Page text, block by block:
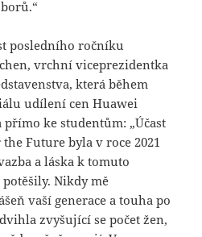
posledního ročníku
vrchní viceprezidentka
která během
udílení cen Huawei
ke studentům: „Účast
Future byla v roce 2021
a láska k tomuto
Nikdy mě
vaší generace a touha po
zvyšující se počet žen,